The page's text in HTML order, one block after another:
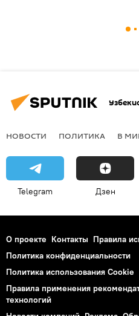
НОВОСТИ ПОЛИТИКА В
Telegram Дзен
О проекте Контакты Правила
Политика конфиденциальности
Политика использования Cookie
Правила применения
технологий